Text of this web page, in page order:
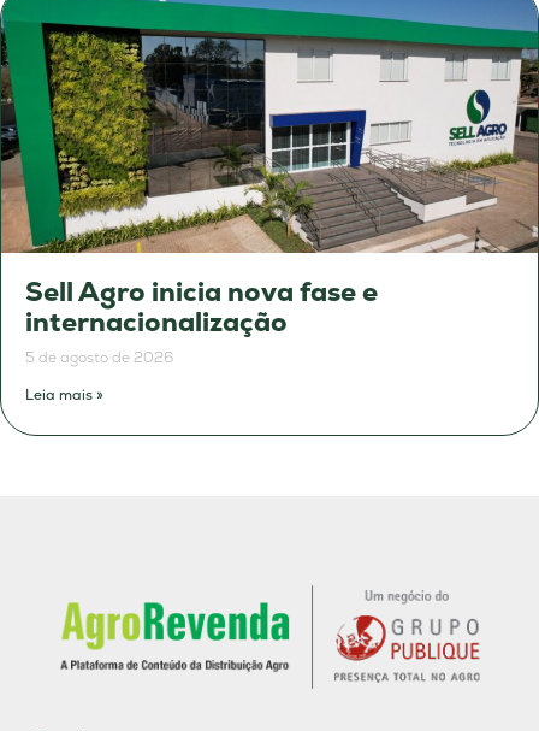
Sell Agro inicia nova fase e
internacionalização
5 de agosto de 2026
Leia mais »